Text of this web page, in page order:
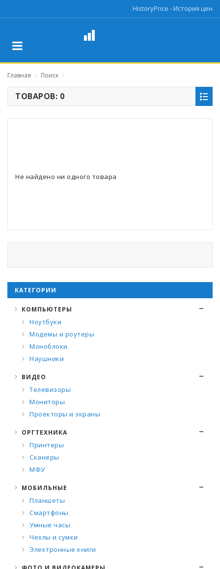
HistoryPrice - История цен
Главная / Поиск /
ТОВАРОВ: 0
Не найдено ни одного товара
КАТЕГОРИИ
КОМПЬЮТЕРЫ
Ноутбуки
Модемы и роутеры
Моноблоки
Наушники
ВИДЕО
Телевизоры
Мониторы
Проекторы и экраны
ОРГТЕХНИКА
Принтеры
Сканеры
МФУ
МОБИЛЬНЫЕ
Планшеты
Смартфоны
Умные часы
Чехлы и сумки
Электронные книги